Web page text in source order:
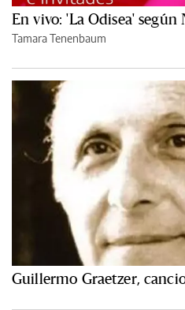
En vivo: 'La Odisea'
Tamara Tenenbaum
Guillermo Graetzer,